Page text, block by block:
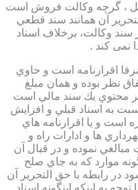
، گرچه وكالت فروش است
آن همانند سند قطعي
وكالت، برخلاف اسناد
نمی کند .
صرفا اقرارنامه است و حاوي
نظر بوده و همان مبلغ
محتوي يك سند مالي است
به اسناد قبلي و افزايش
است و يا اقرارنامه هاي
ها و ادارات راه و
مبالغي نموده و در قبال آن
موارد كه به جاي صلح
در رابطه با حق التحرير آن